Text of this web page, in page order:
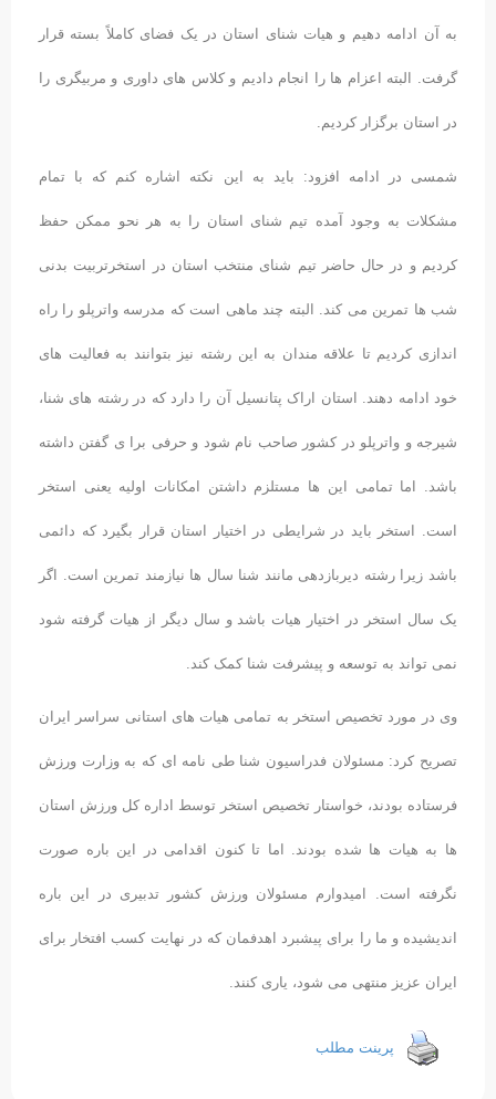
به آن ادامه دهیم و هیات شنای استان در یک فضای کاملاً بسته قرار
گرفت. البته اعزام ها را انجام دادیم و کلاس های داوری و مربیگری را
در استان برگزار کردیم.
شمسی در ادامه افزود: باید به این نکته اشاره کنم که با تمام
مشکلات به وجود آمده تیم شنای استان را به هر نحو ممکن حفظ
کردیم و در حال حاضر تیم شنای منتخب استان در استخرتربیت بدنی
شب ها تمرین می کند. البته چند ماهی است که مدرسه واترپلو را راه
اندازی کردیم تا علاقه مندان به این رشته نیز بتوانند به فعالیت های
خود ادامه دهند. استان اراک پتانسیل آن را دارد که در رشته های شنا،
شیرجه و واترپلو در کشور صاحب نام شود و حرفی برا ی گفتن داشته
باشد. اما تمامی این ها مستلزم داشتن امکانات اولیه یعنی استخر
است. استخر باید در شرایطی در اختیار استان قرار بگیرد که دائمی
باشد زیرا رشته دیربازدهی مانند شنا سال ها نیازمند تمرین است. اگر
یک سال استخر در اختیار هیات باشد و سال دیگر از هیات گرفته شود
نمی تواند به توسعه و پیشرفت شنا کمک کند.
وی در مورد تخصیص استخر به تمامی هیات های استانی سراسر ایران
تصریح کرد: مسئولان فدراسیون شنا طی نامه ای که به وزارت ورزش
فرستاده بودند، خواستار تخصیص استخر توسط اداره کل ورزش استان
ها به هیات ها شده بودند. اما تا کنون اقدامی در این باره صورت
نگرفته است. امیدوارم مسئولان ورزش کشور تدبیری در این باره
اندیشیده و ما را برای پیشبرد اهدفمان که در نهایت کسب افتخار برای
ایران عزیز منتهی می شود، یاری کنند.
پرینت مطلب